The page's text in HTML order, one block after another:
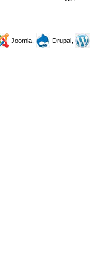
Joomla,
Drupal,